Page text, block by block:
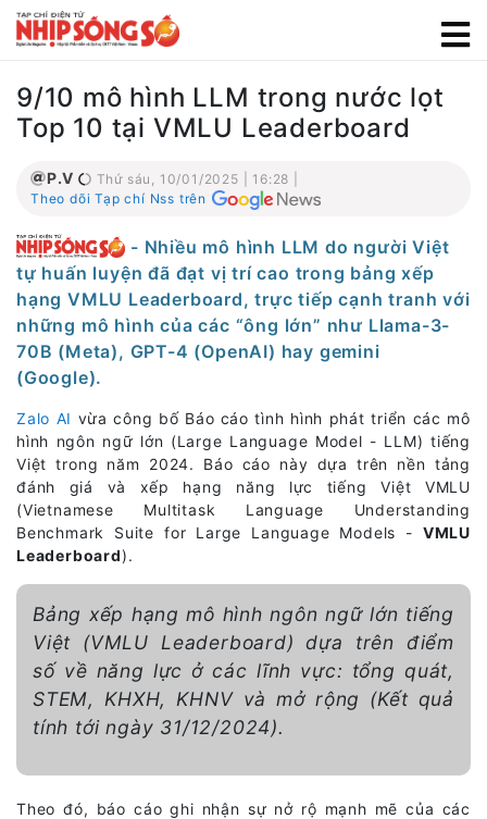
9/10 mô hình LLM trong nước lọt
Top 10 tại VMLU Leaderboard
P.V
Thứ sáu, 10/01/2025 | 16:28 |
Theo dõi Tạp chí Nss trên
- Nhiều mô hình LLM do người Việt
tự huấn luyện đã đạt vị trí cao trong bảng xếp
hạng VMLU Leaderboard, trực tiếp cạnh tranh với
những mô hình của các “ông lớn” như Llama-3-
70B (Meta), GPT-4 (OpenAI) hay gemini
(Google).
Zalo AI vừa công bố Báo cáo tình hình phát triển các mô
hình ngôn ngữ lớn (Large Language Model - LLM) tiếng
Việt trong năm 2024. Báo cáo này dựa trên nền tảng
đánh giá và xếp hạng năng lực tiếng Việt VMLU
(Vietnamese Multitask Language Understanding
Benchmark Suite for Large Language Models - VMLU
Leaderboard).
Bảng xếp hạng mô hình ngôn ngữ lớn tiếng
Việt (VMLU Leaderboard) dựa trên điểm
số về năng lực ở các lĩnh vực: tổng quát,
STEM, KHXH, KHNV và mở rộng (Kết quả
tính tới ngày 31/12/2024).
Theo đó, báo cáo ghi nhận sự nở rộ mạnh mẽ của các